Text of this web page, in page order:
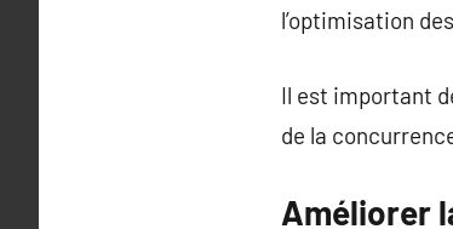
l’optimisation
Il est important
de la
Améliorer